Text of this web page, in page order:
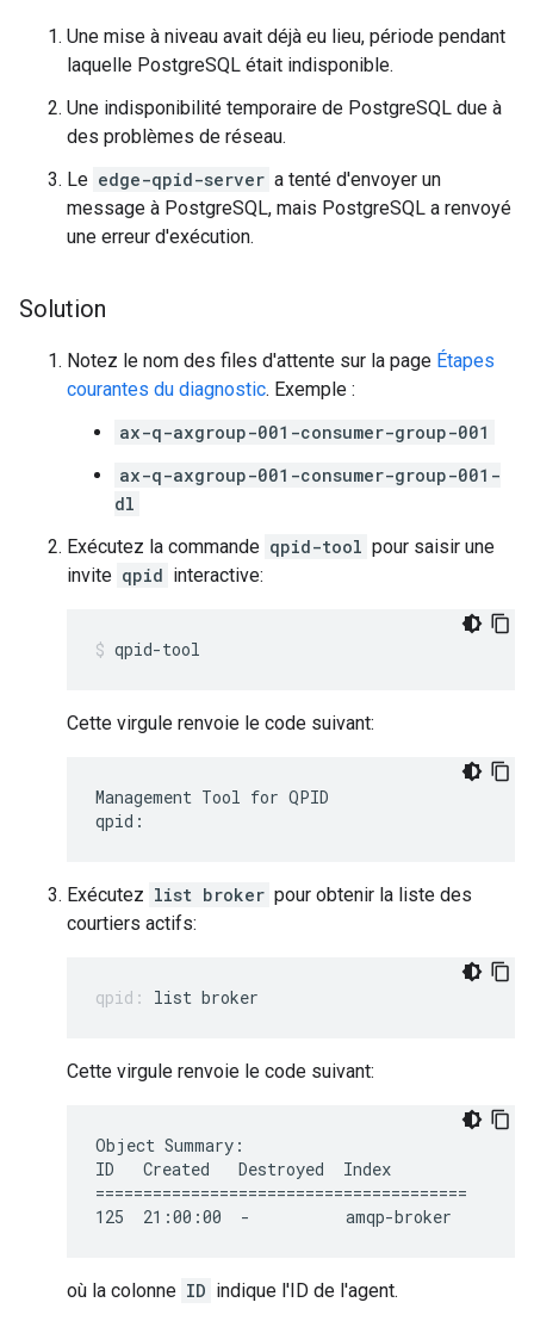
Une mise à niveau avait déjà eu lieu, période pendant
laquelle PostgreSQL était indisponible.
Une indisponibilité temporaire de PostgreSQL due à
des problèmes de réseau.
Le edge-qpid-server a tenté d'envoyer un
message à PostgreSQL, mais PostgreSQL a renvoyé
une erreur d'exécution.
Solution
Notez le nom des files d'attente sur la page Étapes
courantes du diagnostic. Exemple :
ax-q-axgroup-001-consumer-group-001
ax-q-axgroup-001-consumer-group-001-
dl
Exécutez la commande qpid-tool pour saisir une
invite qpid interactive:
qpid-tool
Cette virgule renvoie le code suivant:
Management Tool for QPID
qpid:
Exécutez list broker pour obtenir la liste des
courtiers actifs:
list broker
Cette virgule renvoie le code suivant:
Object Summary:
ID   Created   Destroyed  Index
=======================================
125  21:00:00  -          amqp-broker
où la colonne ID indique l'ID de l'agent.